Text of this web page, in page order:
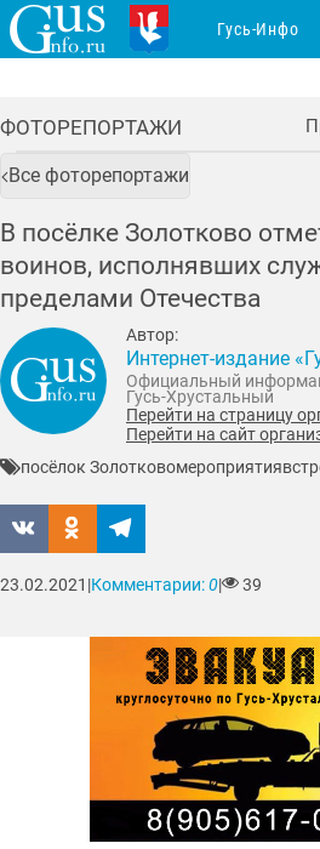
ФОТОРЕПОРТАЖИ
Все фоторепортажи
В посёлке Золотково
воинов, исполнявших
пределами Отечества
Автор:
Интернет-издание
Официальный
Гусь-Хрустальный
Перейти на страницу
Перейти на сайт
посёлок Золотковомероприятия
23.02.2021 |Комментарии:0| 39
Гусь-Инфо